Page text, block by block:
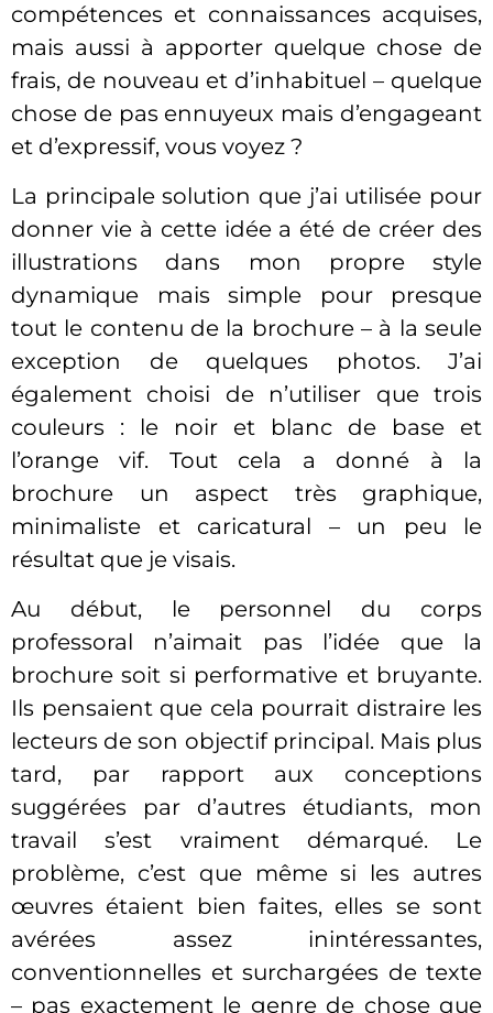
compétences et connaissances acquises,
mais aussi à apporter quelque chose de
frais, de nouveau et d’inhabituel – quelque
chose de pas ennuyeux mais d’engageant
et d’expressif, vous voyez ?
La principale solution que j’ai utilisée pour
donner vie à cette idée a été de créer des
illustrations dans mon propre style
dynamique mais simple pour presque
tout le contenu de la brochure – à la seule
exception de quelques photos. J’ai
également choisi de n’utiliser que trois
couleurs : le noir et blanc de base et
l’orange vif. Tout cela a donné à la
brochure un aspect très graphique,
minimaliste et caricatural – un peu le
résultat que je visais.
Au début, le personnel du corps
professoral n’aimait pas l’idée que la
brochure soit si performative et bruyante.
Ils pensaient que cela pourrait distraire les
lecteurs de son objectif principal. Mais plus
tard, par rapport aux conceptions
suggérées par d’autres étudiants, mon
travail s’est vraiment démarqué. Le
problème, c’est que même si les autres
œuvres étaient bien faites, elles se sont
avérées assez inintéressantes,
conventionnelles et surchargées de texte
– pas exactement le genre de chose que